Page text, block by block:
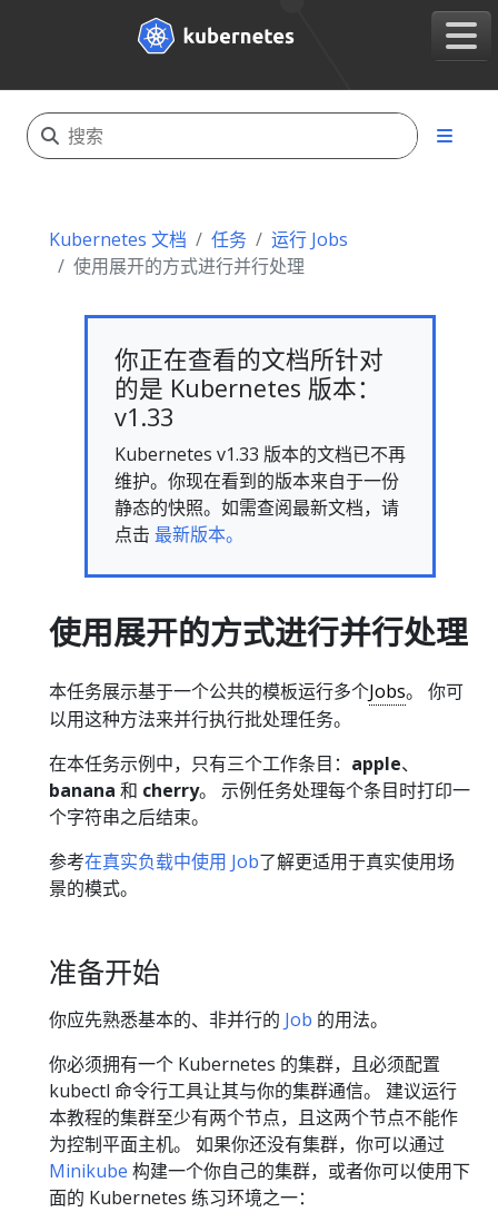
Kubernetes 文档 任务
运行 Jobs
使用展开的方式进行并行处理
你正在查看的文档所针对
的是 Kubernetes 版本：
v1.33
Kubernetes v1.33 版本的文档已不再
维护。你现在看到的版本来自于一份
静态的快照。如需查阅最新文档，请
点击 最新版本。
使用展开的方式进行并行处理
本任务展示基于一个公共的模板运行多个Jobs。 你可
以用这种方法来并行执行批处理任务。
在本任务示例中，只有三个工作条目： apple、
banana 和 cherry。 示例任务处理每个条目时打印一
个字符串之后结束。
参考在真实负载中使用 Job了解更适用于真实使用场
景的模式。
准备开始
你应先熟悉基本的、非并行的 Job 的用法。
你必须拥有一个 Kubernetes 的集群，且必须配置
kubectl 命令行工具让其与你的集群通信。 建议运行
本教程的集群至少有两个节点，且这两个节点不能作
为控制平面主机。 如果你还没有集群，你可以通过
Minikube 构建一个你自己的集群，或者你可以使用下
面的 Kubernetes 练习环境之一：